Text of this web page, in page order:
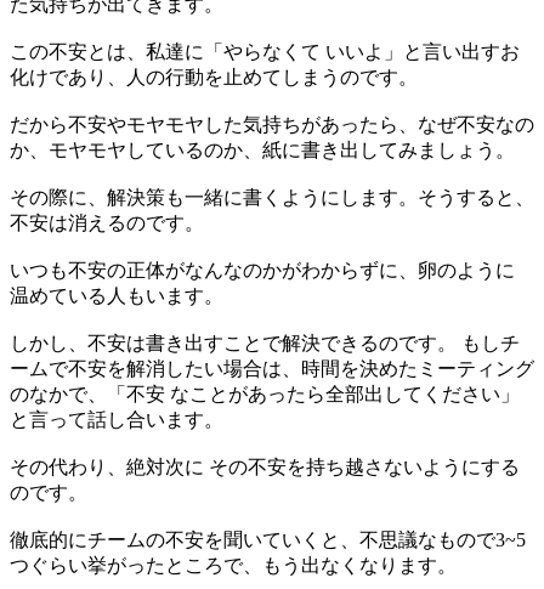
この不安とは、私達に「やらなくて いいよ」と言い出すお
化けであり、人の行動を止めてしまうのです。
だから不安やモヤモヤした気持ちがあったら、なぜ不安なの
か、モヤモヤしているのか、紙に書き出してみましょう。
その際に、解決策も一緒に書くようにします。そうすると、
不安は消えるのです。
いつも不安の正体がなんなのかがわからずに、卵のように
温めている人もいます。
しかし、不安は書き出すことで解決できるのです。 もしチ
ームで不安を解消したい場合は、時間を決めたミーティング
のなかで、「不安 なことがあったら全部出してください」
と言って話し合います。
その代わり、絶対次に その不安を持ち越さないようにする
のです。
徹底的にチームの不安を聞いていくと、不思議なもので3~5
つぐらい挙がったところで、もう出なくなります。